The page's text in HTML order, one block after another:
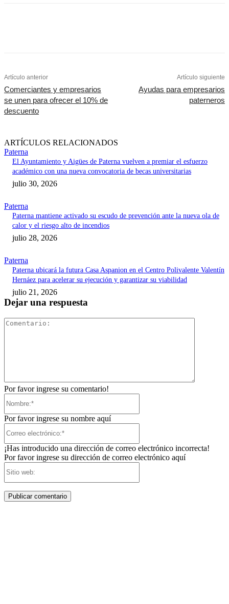
Artículo anterior
Comerciantes y empresarios
se unen para ofrecer el 10% de
descuento
Artículo siguiente
Ayudas para empresarios
paterneros
ARTÍCULOS RELACIONADOS
Paterna
El Ayuntamiento y Aigües de Paterna vuelven a premiar el esfuerzo
académico con una nueva convocatoria de becas universitarias
julio 30, 2026
Paterna
Paterna mantiene activado su escudo de prevención ante la nueva ola de
calor y el riesgo alto de incendios
julio 28, 2026
Paterna
Paterna ubicará la futura Casa Aspanion en el Centro Polivalente Valentín
Hernáez para acelerar su ejecución y garantizar su viabilidad
julio 21, 2026
Dejar una respuesta
Por favor ingrese su comentario!
Por favor ingrese su nombre aquí
¡Has introducido una dirección de correo electrónico incorrecta!
Por favor ingrese su dirección de correo electrónico aquí